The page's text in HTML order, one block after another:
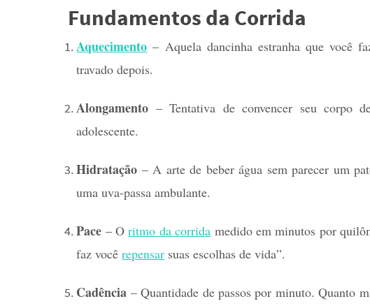
Fundamentos da Corrida
Aquecimento – Aquela dancinha estranha que você
travado depois.
Alongamento – Tentativa de convencer seu corpo
adolescente.
Hidratação – A arte de beber água sem parecer um
uma uva-passa ambulante.
Pace – Oritmo da corrida medido em minutos por
faz vocêrepensar suas escolhas de vida”.
Cadência – Quantidade de passos por minuto. Quanto